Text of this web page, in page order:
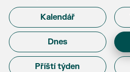
Kalendář
Dnes
Příští týden